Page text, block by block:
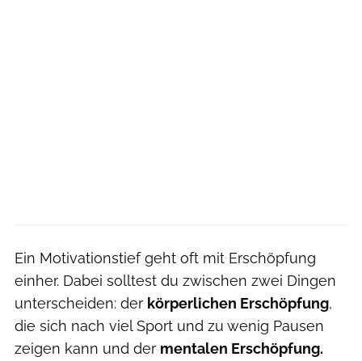
Ein Motivationstief geht oft mit Erschöpfung
einher. Dabei solltest du zwischen zwei Dingen
unterscheiden: der körperlichen Erschöpfung,
die sich nach viel Sport und zu wenig Pausen
zeigen kann und der mentalen Erschöpfung.